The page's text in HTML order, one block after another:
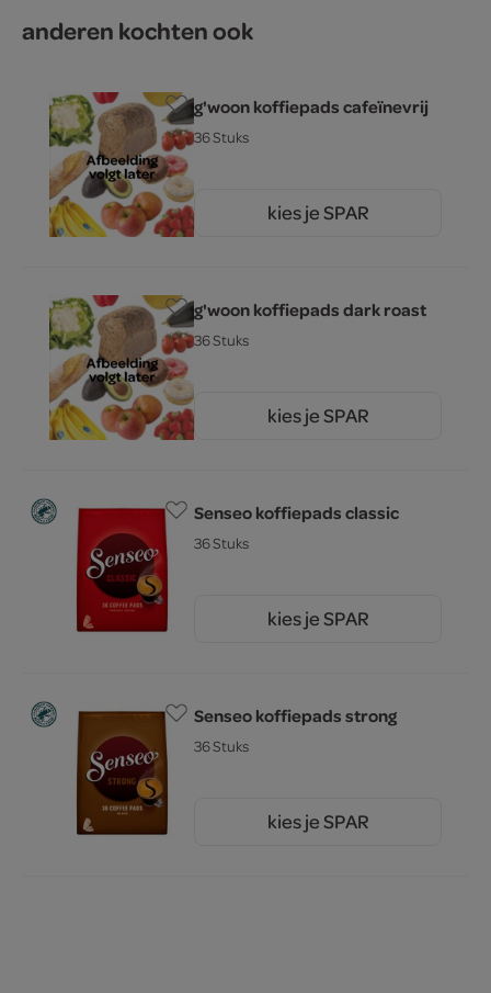
anderen kochten ook
g'woon koffiepads cafeïnevrij
36 Stuks
kies je SPAR
g'woon koffiepads dark roast
36 Stuks
kies je SPAR
Senseo koffiepads classic
36 Stuks
kies je SPAR
Senseo koffiepads strong
36 Stuks
kies je SPAR